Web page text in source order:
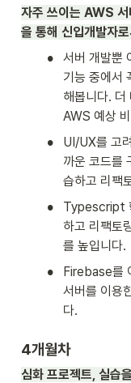
자주 쓰이는 AWS
을 통해 신입개발자
•
서버 개발뿐
기능 중에서
해봅니다. 더
AWS 예상
•
UI/UX를 고
까운 코드를
습하고 리팩
•
Typescript
하고 리팩토
를 높입니다.
•
Firebase를
서버를 이용
다.
4개월차
심화 프로젝트, 실습